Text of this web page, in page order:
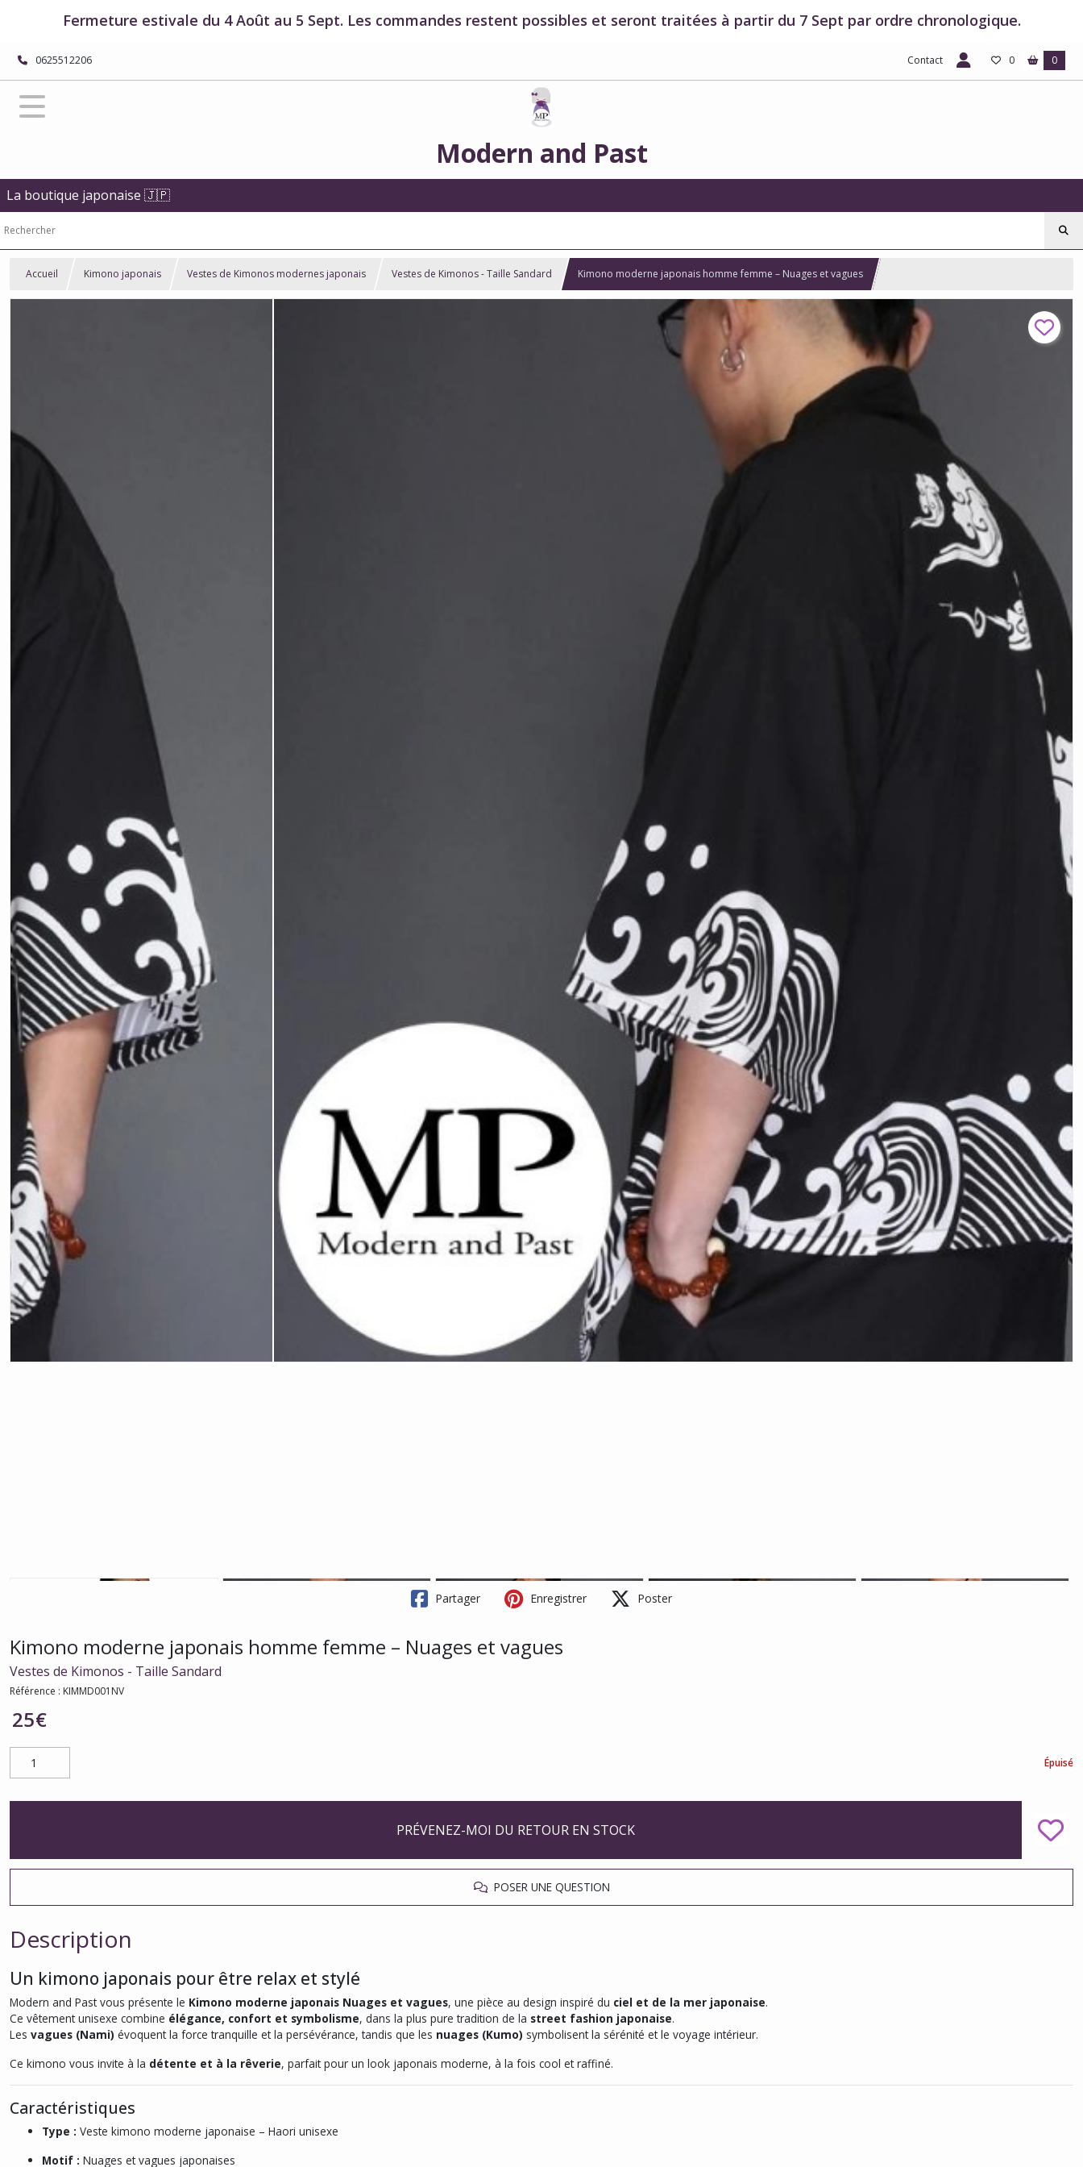
Fermeture estivale du 4 Août au 5 Sept. Les commandes restent possibles et seront traitées à partir du 7 Sept par ordre chronologique.
0625512206 Contact 0 0
Modern and Past
La boutique japonaise 🇯🇵
Accueil Kimono japonais Vestes de Kimonos modernes japonais Vestes de Kimonos - Taille Sandard Kimono moderne japonais homme femme – Nuages et vagues
Partager Enregistrer Poster
Kimono moderne japonais homme femme – Nuages et vagues
Vestes de Kimonos - Taille Sandard
Référence : KIMMD001NV
25€
Épuisé
PRÉVENEZ-MOI DU RETOUR EN STOCK
POSER UNE QUESTION
Description
Un kimono japonais pour être relax et stylé
Modern and Past vous présente le Kimono moderne japonais Nuages et vagues, une pièce au design inspiré du ciel et de la mer japonaise.
Ce vêtement unisexe combine élégance, confort et symbolisme, dans la plus pure tradition de la street fashion japonaise.
Les vagues (Nami) évoquent la force tranquille et la persévérance, tandis que les nuages (Kumo) symbolisent la sérénité et le voyage intérieur.
Ce kimono vous invite à la détente et à la rêverie, parfait pour un look japonais moderne, à la fois cool et raffiné.
Caractéristiques
Type : Veste kimono moderne japonaise – Haori unisexe
Motif : Nuages et vagues japonaises